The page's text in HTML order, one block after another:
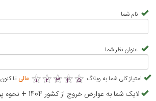
نام شما
عنوان نظر شما
امتیاز کلی شما به وبلاگ ★
1 ★
2 ★
3 ★
4 ★
5
★★★★★ عالی تا کنون
لایک شما به عوارض خروج از کشور 1404 + نحوه پرداخت